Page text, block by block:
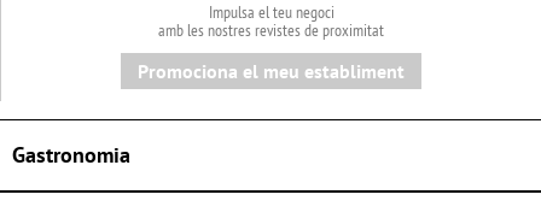
Impulsa el teu negoci
amb les nostres revistes de proximitat
Promociona el meu establiment
Gastronomia